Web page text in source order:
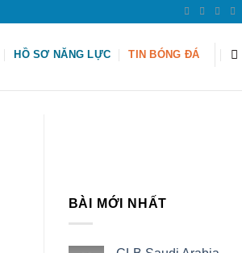
HỒ SƠ NĂNG LỰC TIN BÓNG ĐÁ
BÀI MỚI NHẤT